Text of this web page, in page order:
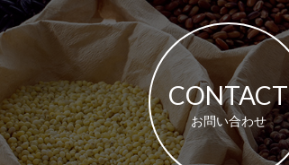
CONTACT
お問い合わせ